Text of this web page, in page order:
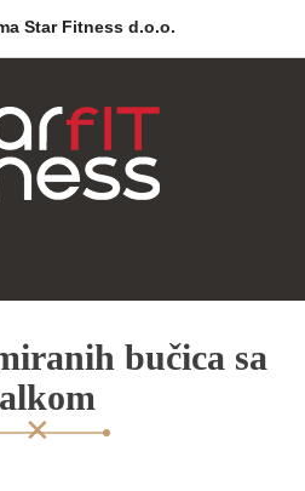
Star Fitness d.o.o.
bučica sa